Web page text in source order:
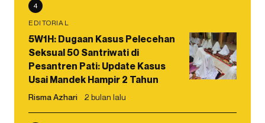
4
EDITORIAL
5W1H: Dugaan Kasus Pelecehan
Seksual 50 Santriwati di
Pesantren Pati: Update Kasus
Usai Mandek Hampir 2 Tahun
Risma Azhari 2 bulan lalu